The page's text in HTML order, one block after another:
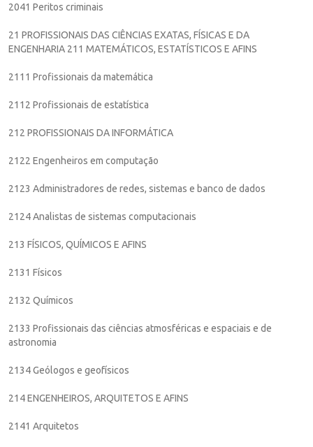
2041 Peritos criminais
21 PROFISSIONAIS DAS CIÊNCIAS EXATAS, FÍSICAS E DA
ENGENHARIA 211 MATEMÁTICOS, ESTATÍSTICOS E AFINS
2111 Profissionais da matemática
2112 Profissionais de estatística
212 PROFISSIONAIS DA INFORMÁTICA
2122 Engenheiros em computação
2123 Administradores de redes, sistemas e banco de dados
2124 Analistas de sistemas computacionais
213 FÍSICOS, QUÍMICOS E AFINS
2131 Físicos
2132 Químicos
2133 Profissionais das ciências atmosféricas e espaciais e de
astronomia
2134 Geólogos e geofísicos
214 ENGENHEIROS, ARQUITETOS E AFINS
2141 Arquitetos